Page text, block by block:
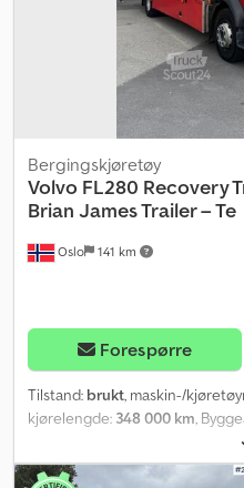
Oslo 141 km
Bergingskjøretøy
Volvo FL280 Recovery
Brian James Trailer – Te
Forespørre
Tilstand: brukt, maskin-/
kjørelengde: 348 000 km ,